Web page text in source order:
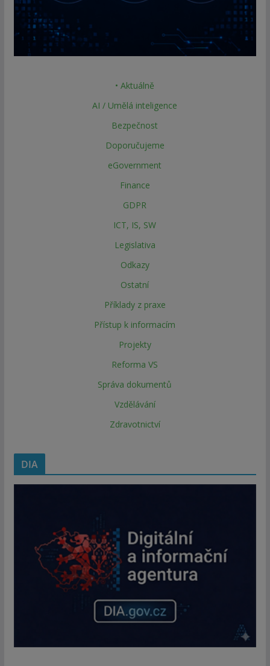
• Aktuálně
AI / Umělá inteligence
Bezpečnost
Doporučujeme
eGovernment
Finance
GDPR
ICT, IS, SW
Legislativa
Odkazy
Ostatní
Příklady z praxe
Přístup k informacím
Projekty
Reforma VS
Správa dokumentů
Vzdělávání
Zdravotnictví
DIA